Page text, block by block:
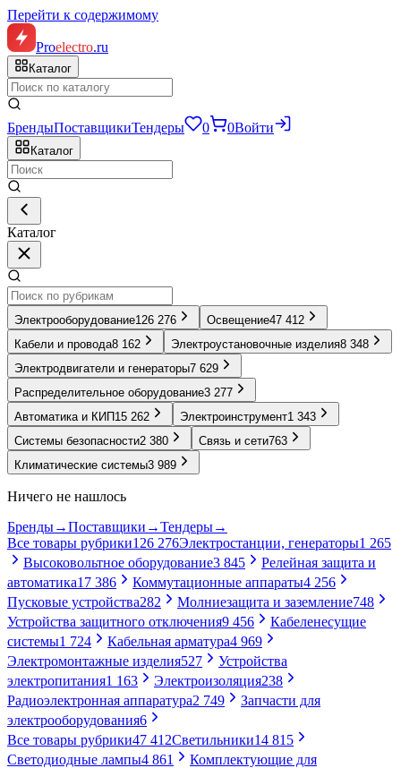
Перейти к содержимому
Proelectro.ru
Каталог
БрендыПоставщикиТендеры 0 0Войти
Каталог
Каталог
Электрооборудование126 276 Освещение47 412
Кабели и провода8 162 Электроустановочные изделия8 348
Электродвигатели и генераторы7 629
Распределительное оборудование3 277
Автоматика и КИП 15 262 Электроинструмент1 343
Системы безопасности2 380 Связь и сети763
Климатические системы3 989
Ничего не нашлось
Бренды→Поставщики →Тендеры→
Все товары рубрики126 276Электростанции, генераторы1 265
Высоковольтное оборудование3 845
Релейная защита и
автоматика17 386 Коммутационные аппараты4 256
Пусковые устройства282 Молниезащита и заземление748
Устройства защитного отключения9 456
Кабеленесущие
системы1 724 Кабельная арматура4 969
Электромонтажные изделия527
Устройства
электропитания1 163 Электроизоляция238
Радиоэлектронная аппаратура2 749
Запчасти для
электрооборудования6
Все товары рубрики47 412Светильники14 815
Светодиодные лампы4 861
Комплектующие для